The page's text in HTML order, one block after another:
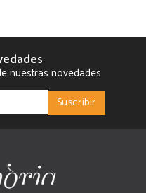
nuestras novedades